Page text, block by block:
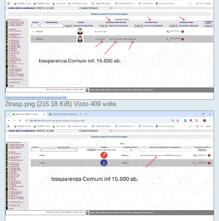
2trasp.png (216.18 KiB) Visto 409 volte